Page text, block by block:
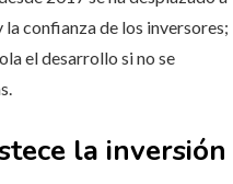
confianza de los inversores;
el desarrollo si no se
la inversión